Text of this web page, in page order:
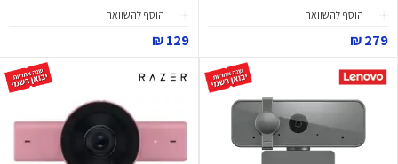
הוסף להשוואה
279 ₪
הוסף להשוואה
129 ₪